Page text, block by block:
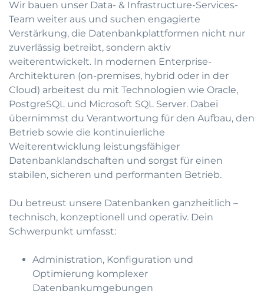
Wir bauen unser Data- & Infrastructure-Services-
Team weiter aus und suchen engagierte
Verstärkung, die Datenbankplattformen nicht nur
zuverlässig betreibt, sondern aktiv
weiterentwickelt. In modernen Enterprise-
Architekturen (on-premises, hybrid oder in der
Cloud) arbeitest du mit Technologien wie Oracle,
PostgreSQL und Microsoft SQL Server. Dabei
übernimmst du Verantwortung für den Aufbau, den
Betrieb sowie die kontinuierliche
Weiterentwicklung leistungsfähiger
Datenbanklandschaften und sorgst für einen
stabilen, sicheren und performanten Betrieb.
Du betreust unsere Datenbanken ganzheitlich –
technisch, konzeptionell und operativ. Dein
Schwerpunkt umfasst:
Administration, Konfiguration und
Optimierung komplexer
Datenbankumgebungen